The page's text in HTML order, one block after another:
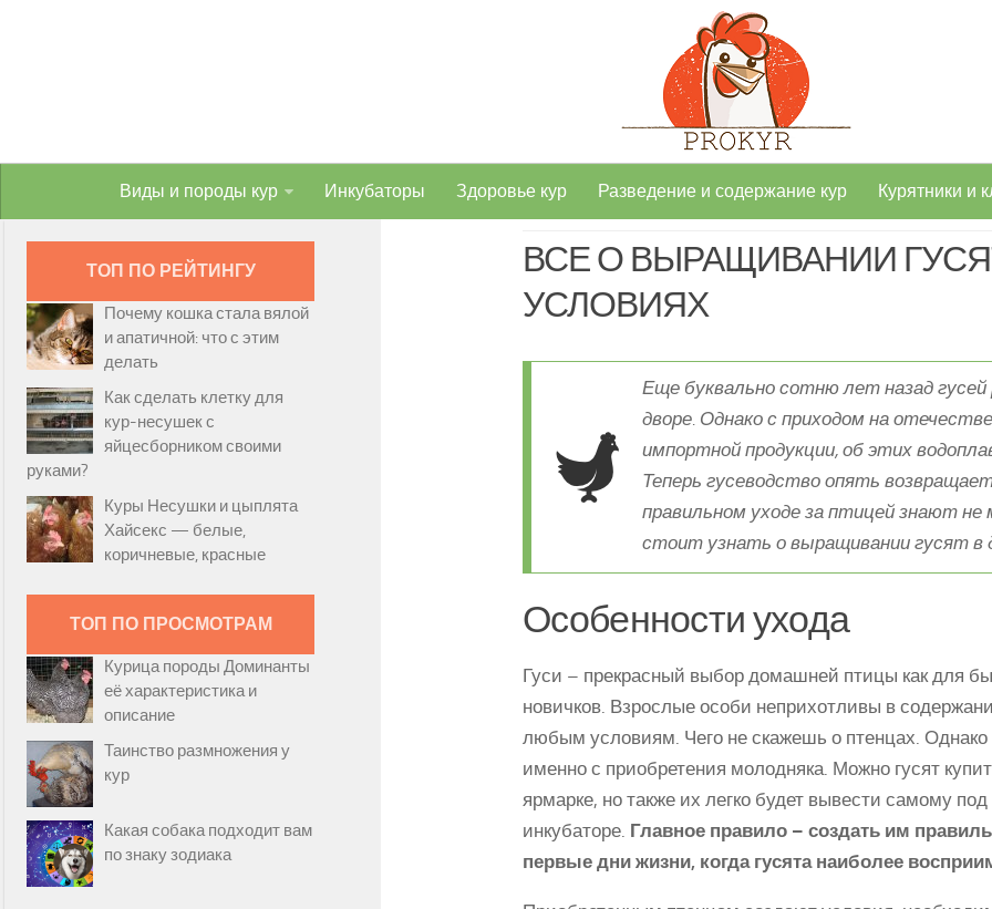
Виды и породы кур Инкубаторы Здоровье кур Разведение и содержание кур Курятники и
ВСЕ О ВЫРАЩИВАНИИ
УСЛОВИЯХ
Еще буквально сотню лет назад гусей
дворе. Однако с приходом на
импортной продукции, об этих
Теперь гусеводство опять
правильном уходе за птицей знают
стоит узнать о выращивании гусят в
Особенности ухода
Гуси – прекрасный выбор домашней птицы как для
новичков. Взрослые особи неприхотливы в
любым условиям. Чего не скажешь о птенцах. Однако
именно с приобретения молодняка. Можно гусят
ярмарке, но также их легко будет вывести самому
инкубаторе. Главное правило – создать им
первые дни жизни, когда гусята наиболее
ТОП ПО РЕЙТИНГУ
Почему кошка стала вялой
и апатичной: что с этим
делать
Как сделать клетку для
кур-несушек с
яйцесборником своими
руками?
Куры Несушки и цыплята
Хайсекс — белые,
коричневые, красные
ТОП ПО ПРОСМОТРАМ
Курица породы Доминанты
её характеристика и
описание
Таинство размножения у
кур
Какая собака подходит вам
по знаку зодиака